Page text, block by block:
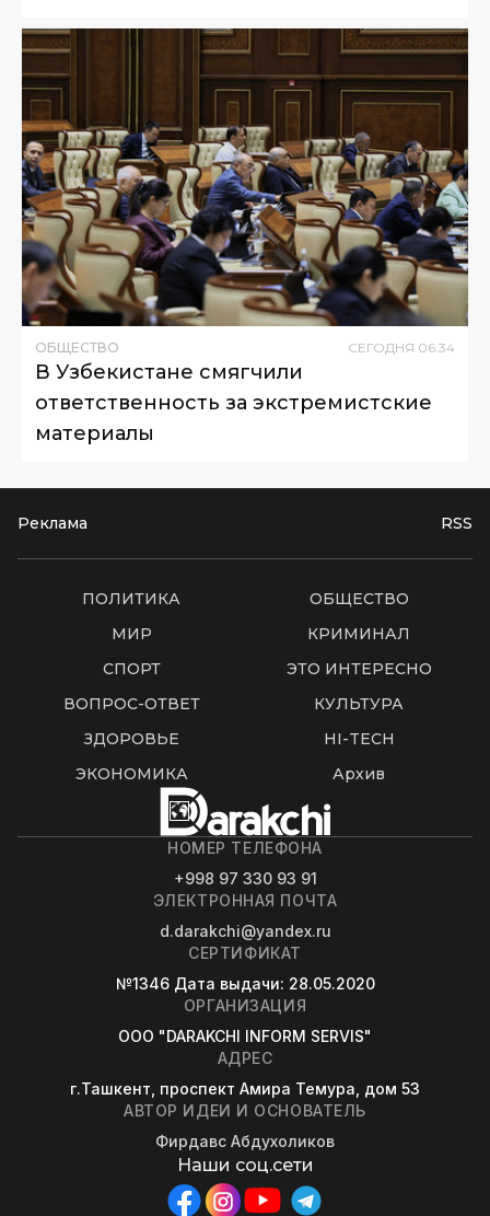
ОБЩЕСТВО СЕГОДНЯ 06:34
В Узбекистане смягчили
ответственность за экстремистские
материалы
Реклама RSS
ПОЛИТИКА
ОБЩЕСТВО
МИР
КРИМИНАЛ
СПОРТ
ЭТО ИНТЕРЕСНО
ВОПРОС-ОТВЕТ
КУЛЬТУРА
ЗДОРОВЬЕ
HI-TECH
ЭКОНОМИКА
Архив
НОМЕР ТЕЛЕФОНА
+998 97 330 93 91
ЭЛЕКТРОННАЯ ПОЧТА
d.darakchi@yandex.ru
СЕРТИФИКАТ
№1346 Дата выдачи: 28.05.2020
ОРГАНИЗАЦИЯ
OOO "DARAKCHI INFORM SERVIS"
АДРЕС
г.Ташкент, проспект Амира Темура, дом 53
АВТОР ИДЕИ И ОСНОВАТЕЛЬ
Фирдавс Абдухоликов
Наши соц.сети